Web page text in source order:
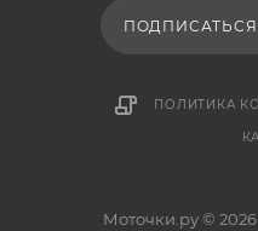
ПОЛИТИКА
Моточки.ру ©